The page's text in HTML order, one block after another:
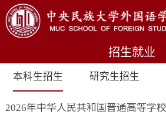
招生就业
本科生招生 研究生招生